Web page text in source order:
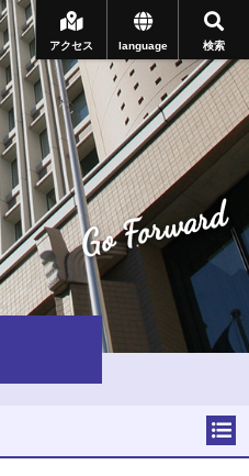
検索
language
アクセス
Go Forward